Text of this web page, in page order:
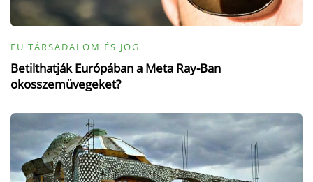
EU TÁRSADALOM ÉS JOG
Betilthatják Európában a Meta Ray-Ban
okosszemüvegeket?